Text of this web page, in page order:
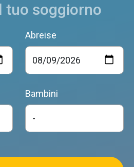
tuo soggiorno
Abreise
Bambini